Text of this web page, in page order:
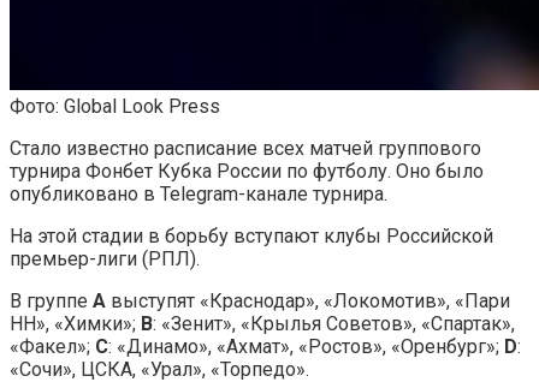
Фото: Global Look Press
Стало известно расписание всех матчей группового
турнира Фонбет Кубка России по футболу. Оно было
опубликовано в Telegram-канале турнира.
На этой стадии в борьбу вступают клубы Российской
премьер-лиги (РПЛ).
В группе А выступят «Краснодар», «Локомотив», «Пари
НН», «Химки»; В: «Зенит», «Крылья Советов», «Спартак»,
«Факел»; С: «Динамо», «Ахмат», «Ростов», «Оренбург»; D:
«Сочи», ЦСКА, «Урал», «Торпедо».